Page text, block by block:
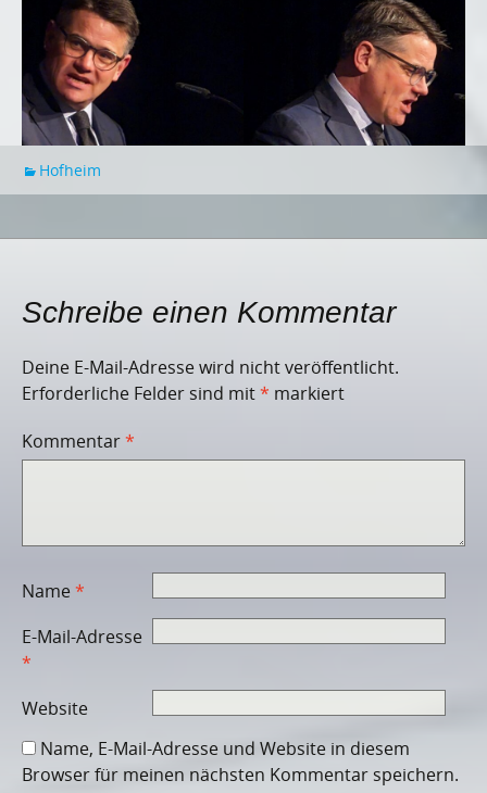
Hofheim
Schreibe einen Kommentar
Deine E-Mail-Adresse wird nicht veröffentlicht.
Erforderliche Felder sind mit* markiert
Kommentar*
Name*
E-Mail-Adresse
*
Website
Name, E-Mail-Adresse und Website in diesem
Browser für meinen nächsten Kommentar speichern.